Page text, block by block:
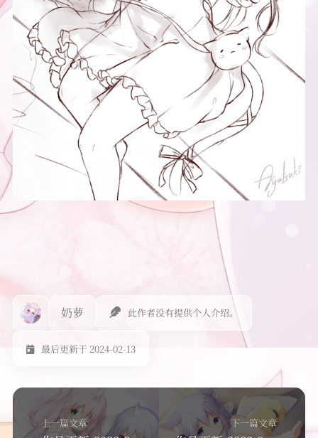
奶萝 此作者没有提供个人介绍。
最后更新于 2024-02-13
上一篇文章 下一篇文章